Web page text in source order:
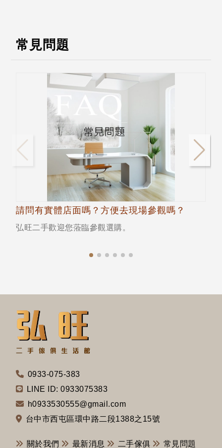
常見問題
請問有實體店面嗎？方便去現場參觀嗎？
弘旺二手歡迎您蒞臨參觀選購。
0933-075-383
LINE ID: 0933075383
h0933530555@gmail.com
台中市西屯區環中路二段1388之15號
關於我們 最新消息 二手傢俱 常見問題